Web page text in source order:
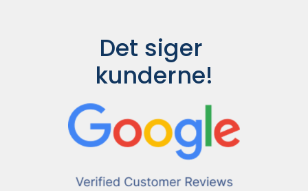
Det siger
kunderne!